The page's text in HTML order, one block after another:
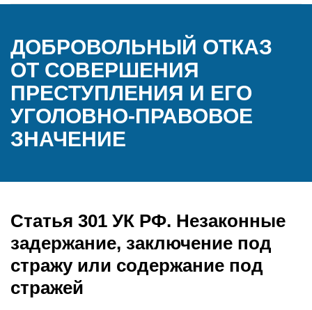
ДОБРОВОЛЬНЫЙ ОТКАЗ
ОТ СОВЕРШЕНИЯ
ПРЕСТУПЛЕНИЯ И ЕГО
УГОЛОВНО-ПРАВОВОЕ
ЗНАЧЕНИЕ
Статья 301 УК РФ. Незаконные
задержание, заключение под
стражу или содержание под
стражей